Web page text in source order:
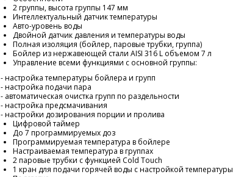
2 группы, высота группы 147 мм
Интеллектуальный датчик температуры
Авто-уровень воды
Двойной датчик давления и температуры воды
Полная изоляция (бойлер, паровые трубки, группа)
Бойлер из нержавеющей стали AISI 316 L объемом 7 л
Управление всеми функциями с основной группы:
- настройка температуры бойлера и групп
- настройка подачи пара
- автоматическая очистка групп по раздельности
- настройка предсмачивания
- настройки дозирования порции и пролива
Цифровой таймер
До 7 программируемых доз
Программируемая температура в бойлере
Настраиваемая температура в группах
2 паровые трубки с функцией Cold Touch
1 кран для подачи горячей воды с настройкой температуры